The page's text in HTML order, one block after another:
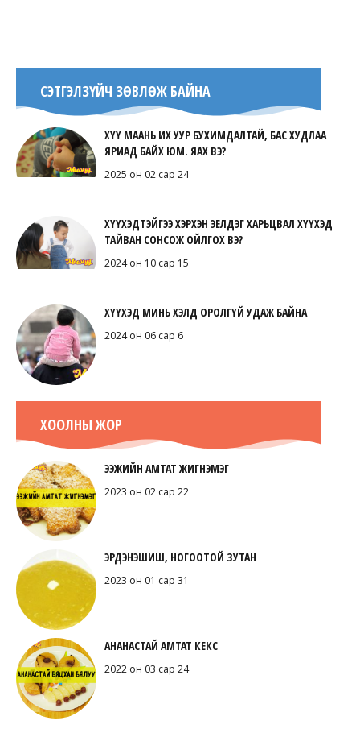
СЭТГЭЛЗҮЙЧ ЗӨВЛӨЖ БАЙНА
ХҮҮ МААНЬ ИХ УУР БУХИМДАЛТАЙ, БАС ХУДЛАА
ЯРИАД БАЙХ ЮМ. ЯАХ ВЭ?
2025 он 02 сар 24
ХҮҮХЭДТЭЙГЭЭ ХЭРХЭН ЭЕЛДЭГ ХАРЬЦВАЛ ХҮҮХЭД
ТАЙВАН СОНСОЖ ОЙЛГОХ ВЭ?
2024 он 10 сар 15
ХҮҮХЭД МИНЬ ХЭЛД ОРОЛГҮЙ УДАЖ БАЙНА
2024 он 06 сар 6
ХООЛНЫ ЖОР
ЭЭЖИЙН АМТАТ ЖИГНЭМЭГ
2023 он 02 сар 22
ЭРДЭНЭШИШ, НОГООТОЙ ЗУТАН
2023 он 01 сар 31
АНАНАСТАЙ АМТАТ КЕКС
2022 он 03 сар 24